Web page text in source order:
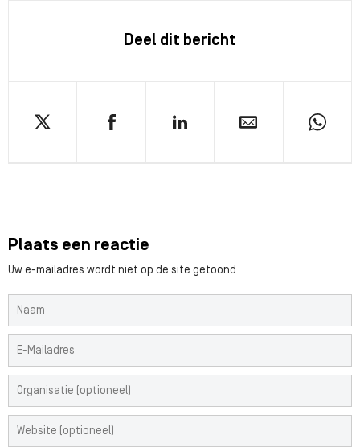
Deel dit bericht
Plaats een reactie
Uw e-mailadres wordt niet op de site getoond